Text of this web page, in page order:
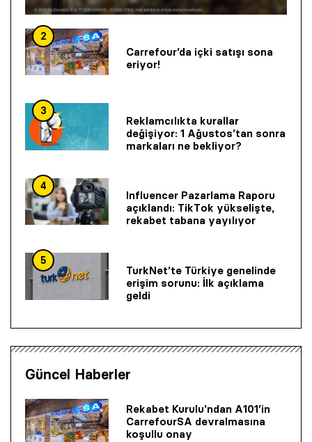
2
Carrefour’da içki satışı sona
eriyor!
3
Reklamcılıkta kurallar
değişiyor: 1 Ağustos’tan sonra
markaları ne bekliyor?
4
Influencer Pazarlama Raporu
açıklandı: TikTok yükselişte,
rekabet tabana yayılıyor
5
TurkNet’te Türkiye genelinde
erişim sorunu: İlk açıklama
geldi
Güncel Haberler
Rekabet Kurulu’ndan A101’in
CarrefourSA devralmasına
koşullu onay